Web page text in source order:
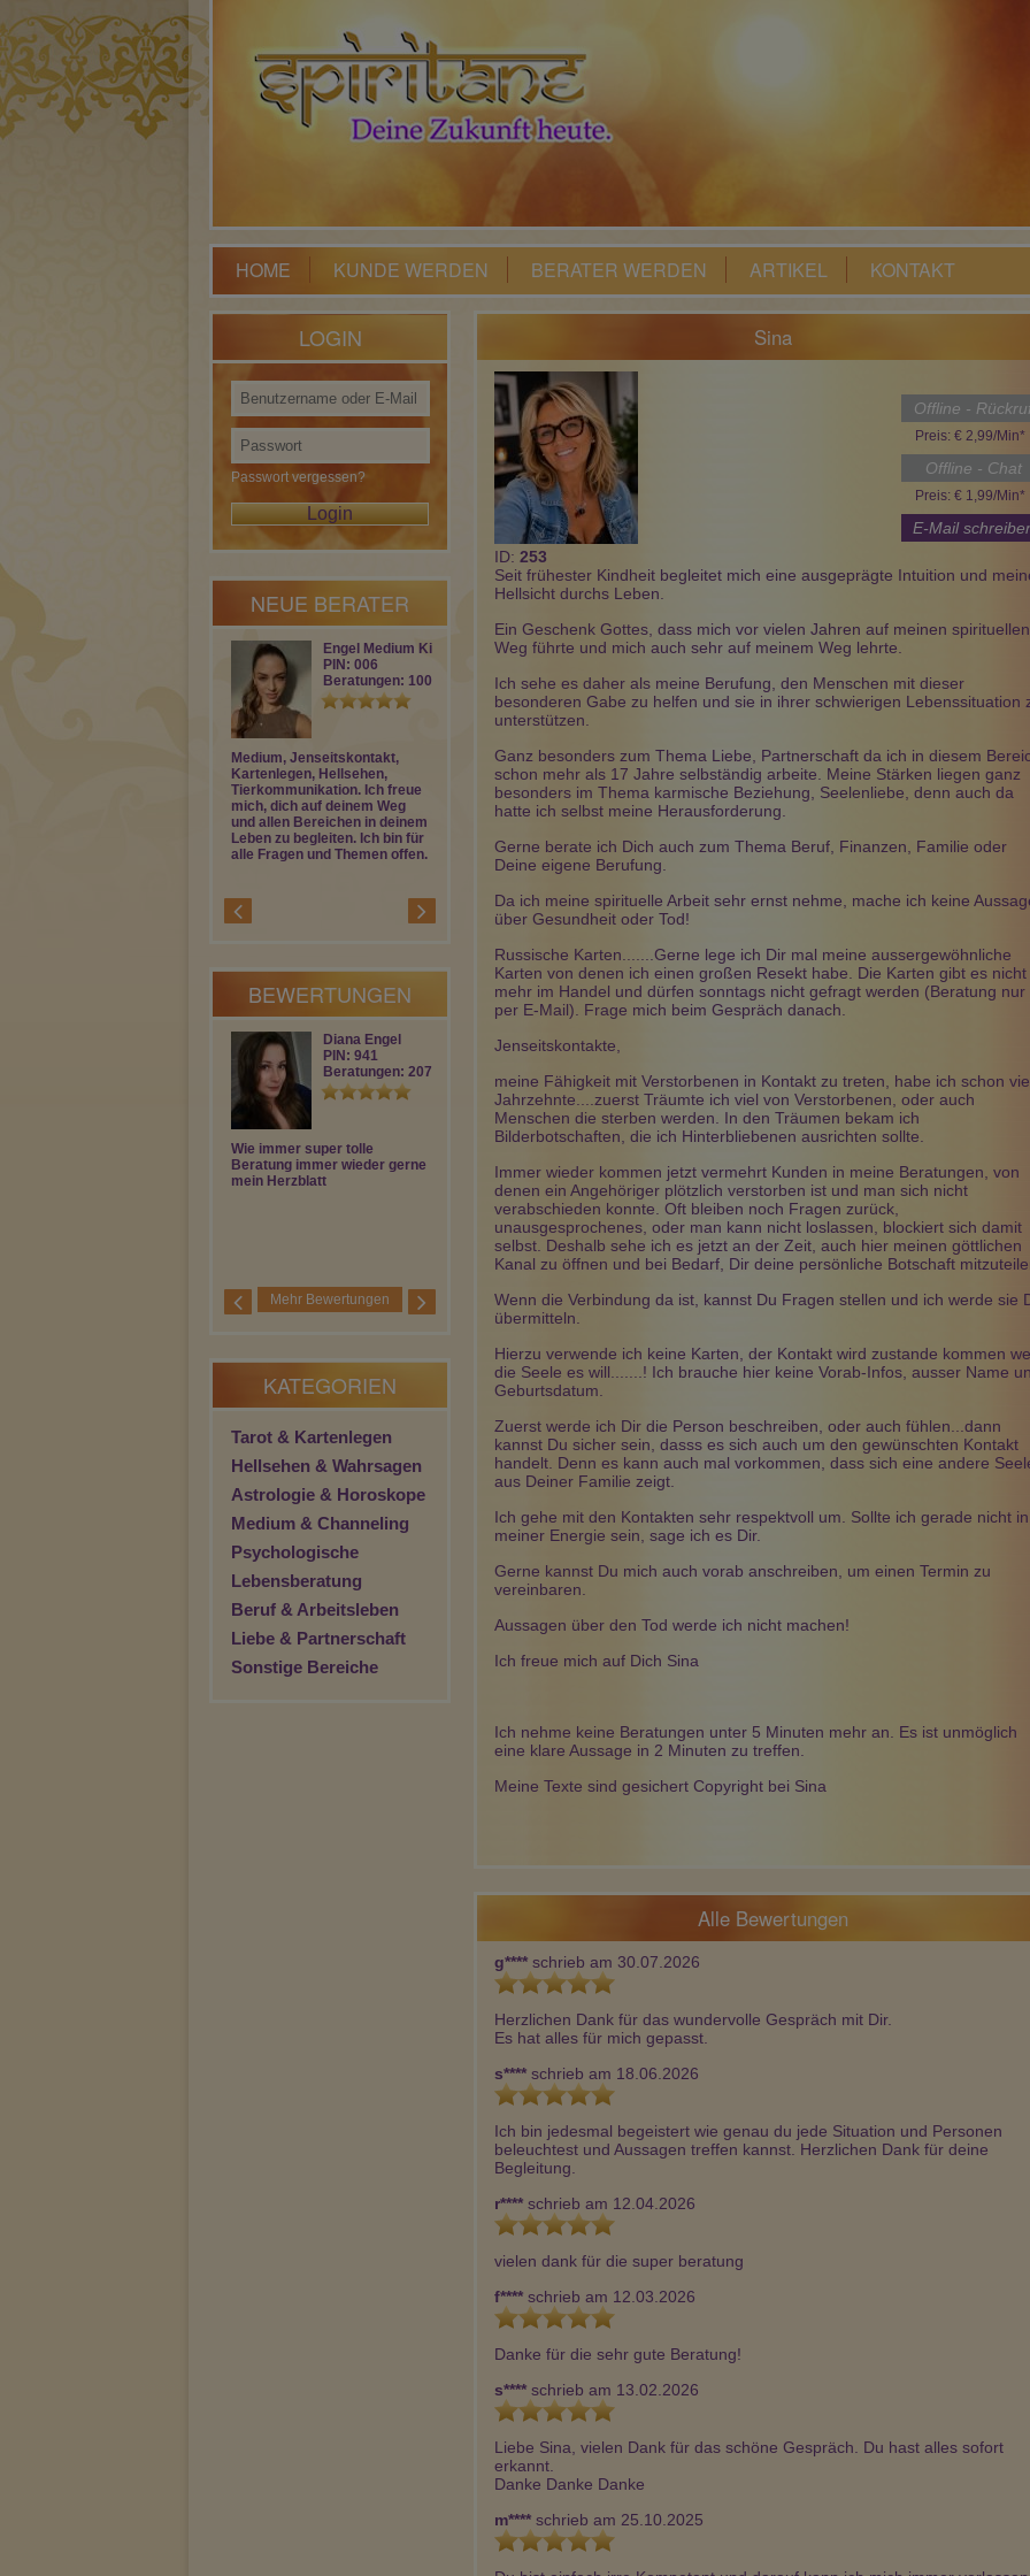
HOME KUNDE WERDEN BERATER WERDEN ARTIKEL KONTAKT
LOGIN
Passwort vergessen?
NEUE BERATER
Engel Medium Ki…
PIN: 006
Beratungen: 100
Medium, Jenseitskontakt,
Kartenlegen, Hellsehen,
Tierkommunikation. Ich freue
mich, dich auf deinem Weg
und allen Bereichen in deinem
Leben zu begleiten. Ich bin für
alle Fragen und Themen offen.
Celias
Beratungen: 64
Ganzheitliche Lebensberatung
mit langjähriger Erfahrung mit
Unterstützung meiner Karten
Täglich ab ca. 16 Uhr
schöne Gespräche !
Esperanza
Beratungen: 9
Schau deinem(er) Liebsten in
den Karten! Liebevolles und
treffsicheres Kartenlegen mit
Zeitangaben! AMOR VINCIT
OMNIA ET NOS CEDAMUS
AMORI!
Beratungen: 106
Mit meiner hellfühligen
Wahrnehmung helfe ich dir,
Klarheit in schwierigen
karmische Zusammenhänge
und begleite dich achtsam auf
BEWERTUNGEN
Diana Engel
PIN: 941
Beratungen: 2076
Wie immer super tolle
Beratung immer wieder gerne
mein Herzblatt
Etu
PIN: 291
Beratungen: 11475
Beratung danke dir
Beratungen: 2395
Gespräch wie immer. Bin
gespannt was kommt. LG Bea
Beratungen:
Conny im Rundumblick
wichtige Stationen bis in die
weitere Zukunft (bis zu drei
Jahren), erkennt das
Hauptthema und sagt einem
alles, was man sonst noch
wissen muss, geht ggf. auch
Alles ohne Schnickschnack
und Wischiwaschi – immer
empfehlenswert!
Mehr Bewertungen
KATEGORIEN
Tarot & Kartenlegen
Hellsehen & Wahrsagen
Astrologie & Horoskope
Medium & Channeling
Psychologische
Lebensberatung
Beruf & Arbeitsleben
Liebe & Partnerschaft
Sonstige Bereiche
Sina
Offline -
Preis: € 2,99/Min*
Offline - Chat
Preis: € 1,99/Min*
E-Mail
ID: 253
Seit frühester Kindheit begleitet mich eine ausgeprägte Intuition und
Hellsicht durchs Leben.
Ein Geschenk Gottes, dass mich vor vielen Jahren auf meinen spirituellen
Weg führte und mich auch sehr auf meinem Weg lehrte.
Ich sehe es daher als meine Berufung, den Menschen mit dieser
besonderen Gabe zu helfen und sie in ihrer schwierigen Lebenssituation
unterstützen.
Ganz besonders zum Thema Liebe, Partnerschaft da ich in diesem
schon mehr als 17 Jahre selbständig arbeite. Meine Stärken liegen ganz
besonders im Thema karmische Beziehung, Seelenliebe, denn auch da
hatte ich selbst meine Herausforderung.
Gerne berate ich Dich auch zum Thema Beruf, Finanzen, Familie oder
Deine eigene Berufung.
Da ich meine spirituelle Arbeit sehr ernst nehme, mache ich keine
über Gesundheit oder Tod!
Russische Karten.......Gerne lege ich Dir mal meine aussergewöhnliche
Karten von denen ich einen großen Resekt habe. Die Karten gibt es nicht
mehr im Handel und dürfen sonntags nicht gefragt werden (Beratung nur
per E-Mail). Frage mich beim Gespräch danach.
Jenseitskontakte,
meine Fähigkeit mit Verstorbenen in Kontakt zu treten, habe ich schon
Jahrzehnte....zuerst Träumte ich viel von Verstorbenen, oder auch
Menschen die sterben werden. In den Träumen bekam ich
Bilderbotschaften, die ich Hinterbliebenen ausrichten sollte.
Immer wieder kommen jetzt vermehrt Kunden in meine Beratungen, von
denen ein Angehöriger plötzlich verstorben ist und man sich nicht
verabschieden konnte. Oft bleiben noch Fragen zurück,
unausgesprochenes, oder man kann nicht loslassen, blockiert sich damit
selbst. Deshalb sehe ich es jetzt an der Zeit, auch hier meinen göttlichen
Kanal zu öffnen und bei Bedarf, Dir deine persönliche Botschaft
Wenn die Verbindung da ist, kannst Du Fragen stellen und ich werde sie
übermitteln.
Hierzu verwende ich keine Karten, der Kontakt wird zustande kommen
die Seele es will.......! Ich brauche hier keine Vorab-Infos, ausser Name
Geburtsdatum.
Zuerst werde ich Dir die Person beschreiben, oder auch fühlen...dann
kannst Du sicher sein, dasss es sich auch um den gewünschten Kontakt
handelt. Denn es kann auch mal vorkommen, dass sich eine andere
aus Deiner Familie zeigt.
Ich gehe mit den Kontakten sehr respektvoll um. Sollte ich gerade nicht in
meiner Energie sein, sage ich es Dir.
Gerne kannst Du mich auch vorab anschreiben, um einen Termin zu
vereinbaren.
Aussagen über den Tod werde ich nicht machen!
Ich freue mich auf Dich Sina
Ich nehme keine Beratungen unter 5 Minuten mehr an. Es ist unmöglich
eine klare Aussage in 2 Minuten zu treffen.
Meine Texte sind gesichert Copyright bei Sina
Alle Bewertungen
g**** schrieb am 30.07.2026
Herzlichen Dank für das wundervolle Gespräch mit Dir.
Es hat alles für mich gepasst.
s**** schrieb am 18.06.2026
Ich bin jedesmal begeistert wie genau du jede Situation und Personen
beleuchtest und Aussagen treffen kannst. Herzlichen Dank für deine
Begleitung.
r**** schrieb am 12.04.2026
vielen dank für die super beratung
f**** schrieb am 12.03.2026
Danke für die sehr gute Beratung!
s**** schrieb am 13.02.2026
Liebe Sina, vielen Dank für das schöne Gespräch. Du hast alles sofort
erkannt.
Danke Danke Danke
m**** schrieb am 25.10.2025